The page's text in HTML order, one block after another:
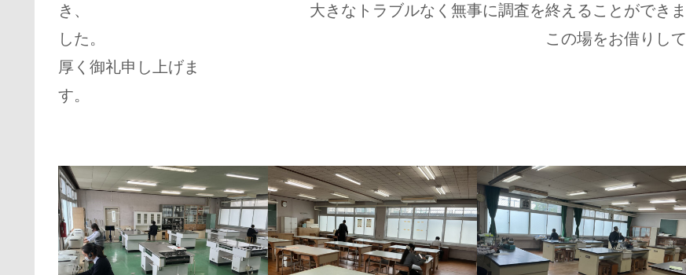
き、 大きなトラブルなく無事に調査を終えることができま
した。 この場をお借りして
厚く御礼申し上げま
す。